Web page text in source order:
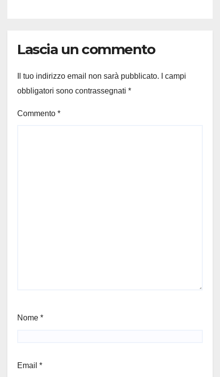
Lascia un commento
Il tuo indirizzo email non sarà pubblicato.
I campi
obbligatori sono contrassegnati *
Commento *
Nome *
Email *